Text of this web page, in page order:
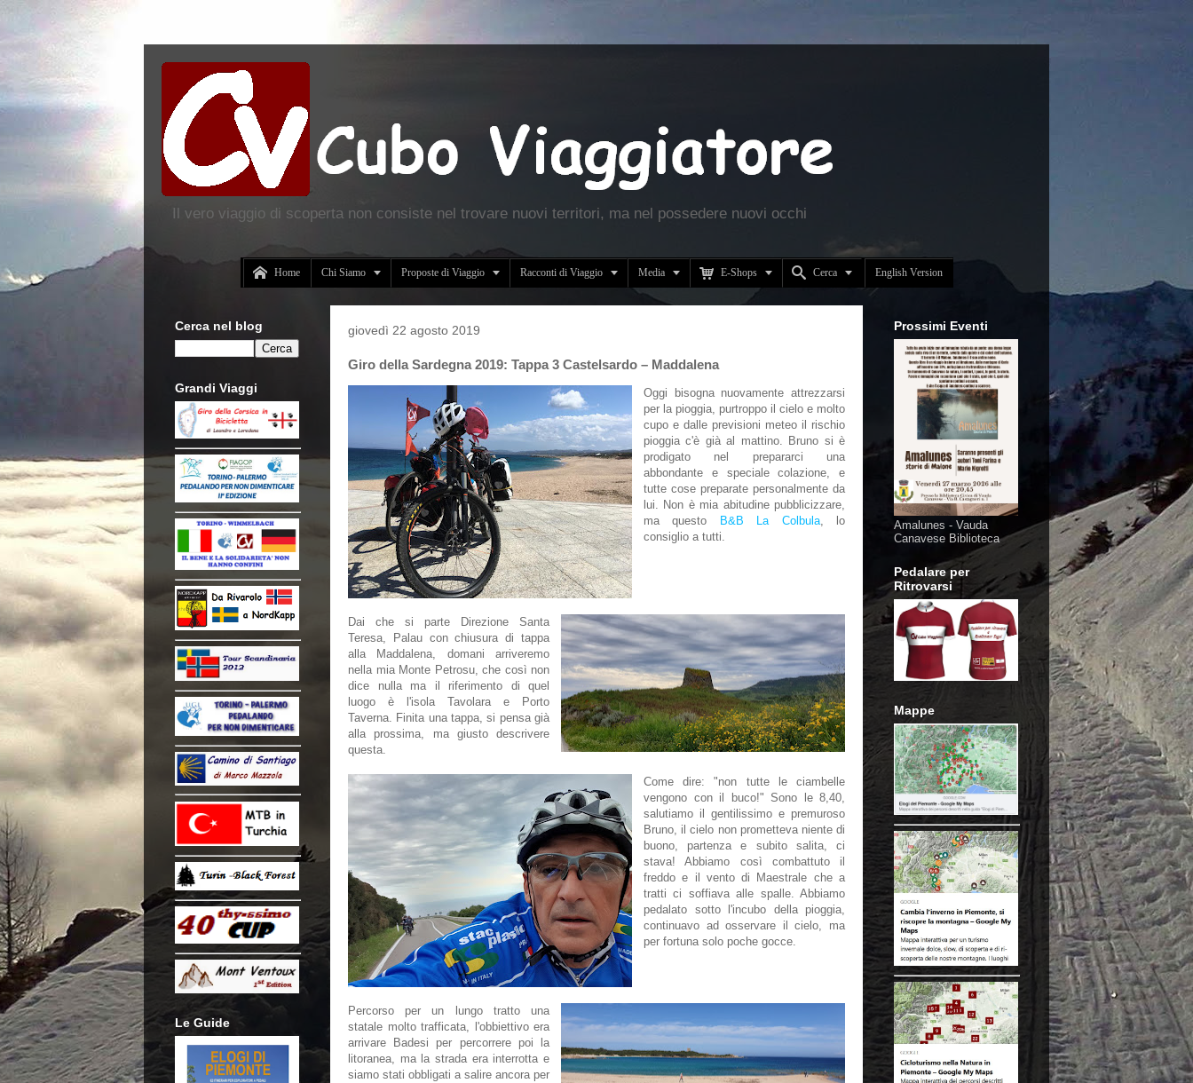
Il vero viaggio di scoperta non consiste nel trovare nuovi territori, ma nel possedere nuovi occhi
 Home Chi Siamo  Proposte di Viaggio  Racconti di Viaggio  Media   E-Shops   Cerca  English Version
giovedì 22 agosto 2019
Giro della Sardegna 2019: Tappa 3 Castelsardo – Maddalena
Oggi bisogna nuovamente attrezzarsi
per la pioggia, purtroppo il cielo e molto
cupo e dalle previsioni meteo il rischio
pioggia c'è già al mattino. Bruno si è
prodigato nel prepararci una
abbondante e speciale colazione, e
tutte cose preparate personalmente da
lui. Non è mia abitudine pubblicizzare,
ma questo
B&B La Colbula, lo
consiglio a tutti.
Dai che si parte Direzione Santa
Teresa, Palau con chiusura di tappa
alla Maddalena, domani arriveremo
nella mia Monte Petrosu, che così non
dice nulla ma il riferimento di quel
luogo è l'isola Tavolara e Porto
Taverna. Finita una tappa, si pensa già
alla prossima, ma giusto descrivere
questa.
Come dire: "non tutte le ciambelle
vengono con il buco!" Sono le 8,40,
salutiamo il gentilissimo e premuroso
Bruno, il cielo non prometteva niente di
buono, partenza e subito salita, ci
stava! Abbiamo così combattuto il
freddo e il vento di Maestrale che a
tratti ci soffiava alle spalle. Abbiamo
pedalato sotto l'incubo della pioggia,
continuavo ad osservare il cielo, ma
per fortuna solo poche gocce.
Percorso per un lungo tratto una
statale molto trafficata, l'obbiettivo era
arrivare Badesi per percorrere poi la
litoranea, ma la strada era interrotta e
siamo stati obbligati a salire ancora per
Cerca nel blog
Grandi Viaggi
Le Guide
Prossimi Eventi
Amalunes - Vauda
Canavese Biblioteca
Pedalare per
Ritrovarsi
Mappe